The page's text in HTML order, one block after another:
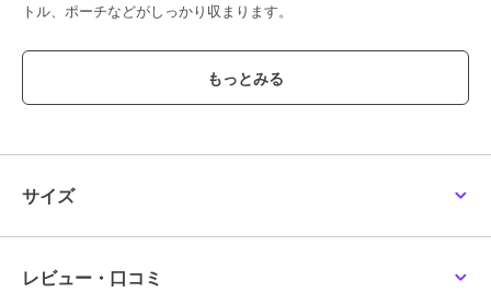
トル、ポーチなどがしっかり収まります。
取り外し可能なショルダーストラップを使い分けることで、手持ちス
タイルではきちんと感、肩掛けスタイルではナチュラルで軽快な印象
を与えます。
●裏地：マイクロファイバー
※全色「キャメルベージュ」を使用。
シンプルで軽やかな素材だからこそ休日や通勤時のサブバッグとして
サイズ
レビュー・口コミ